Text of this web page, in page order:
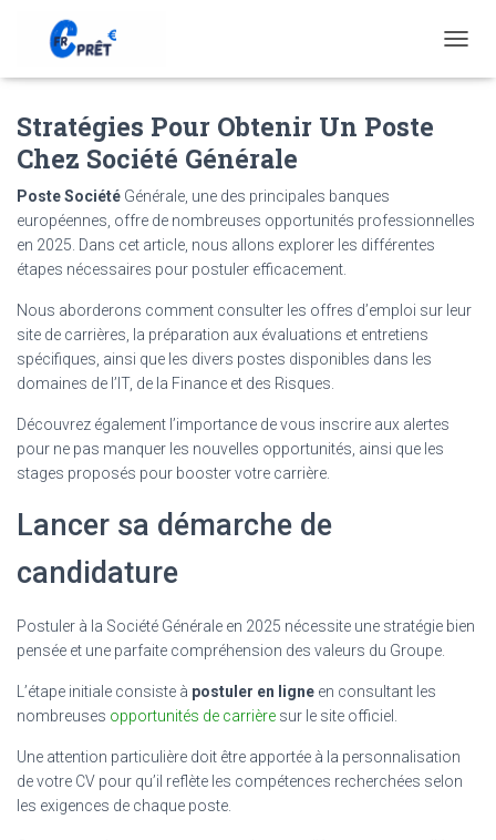
O
V
T
Stratégies Pour Obtenir Un Poste
Chez Société Générale
Poste Société Générale, une des principales banques
européennes, offre de nombreuses opportunités professionnelles
en 2025. Dans cet article, nous allons explorer les différentes
étapes nécessaires pour postuler efficacement.
Nous aborderons comment consulter les offres d’emploi sur leur
site de carrières, la préparation aux évaluations et entretiens
spécifiques, ainsi que les divers postes disponibles dans les
domaines de l’IT, de la Finance et des Risques.
Découvrez également l’importance de vous inscrire aux alertes
pour ne pas manquer les nouvelles opportunités, ainsi que les
stages proposés pour booster votre carrière.
Lancer sa démarche de
candidature
Postuler à la Société Générale en 2025 nécessite une stratégie bien
pensée et une parfaite compréhension des valeurs du Groupe.
L’étape initiale consiste à postuler en ligne en consultant les
nombreuses opportunités de carrière sur le site officiel.
Une attention particulière doit être apportée à la personnalisation
de votre CV pour qu’il reflète les compétences recherchées selon
les exigences de chaque poste.